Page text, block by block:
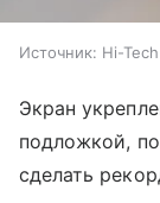
Источник: Hi-
Экран
подложкой,
сделать